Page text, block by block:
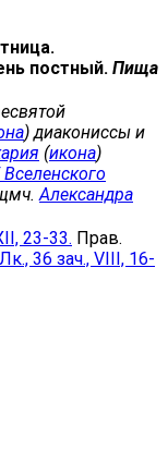
постный. Пища
) диакониссы и
(икона)
Вселенского
Александра
23-33. Прав.
Лк., 36 зач., VIII, 16-